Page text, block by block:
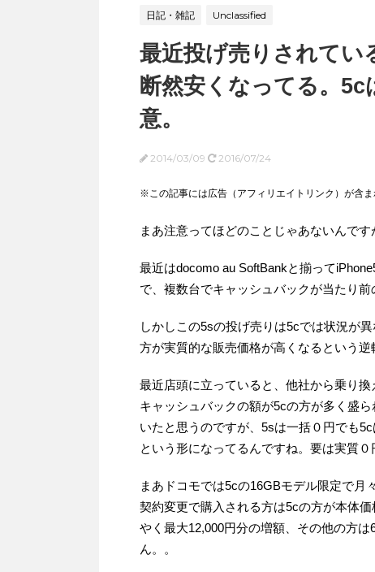
日記・雑記 Unclassified
最近投げ売りされて
断然安くなってる。
意。
2014/03/09 2016/07/24
※この記事には広告（アフィリエイトリンク）が含ま
まあ注意ってほどのことじゃあないんで
最近はdocomo au SoftBankと揃って
で、複数台でキャッシュバックが当たり前
しかしこの5sの投げ売りは5cでは状況が
方が実質的な販売価格が高くなるという逆
最近店頭に立っていると、他社から乗り
キャッシュバックの額が5cの方が多く盛
いたと思うのですが、5sは一括０円でも
という形になってるんですね。要は実質０
まあドコモでは5cの16GBモデル限定で
契約変更で購入される方は5cの方が本体
やく最大12,000円分の増額、その他の方
ん。。